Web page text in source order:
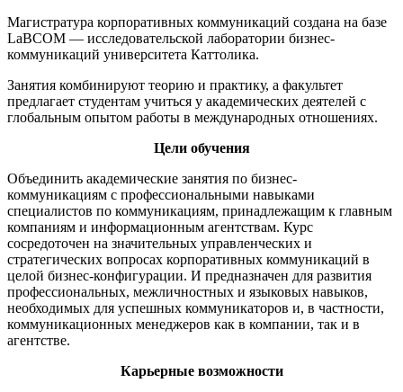
Магистратура корпоративных коммуникаций создана на базе
LaBCOM — исследовательской лаборатории бизнес-
коммуникаций университета Каттолика.
Занятия комбинируют теорию и практику, а факультет
предлагает студентам учиться у академических деятелей с
глобальным опытом работы в международных отношениях.
Цели обучения
Объединить академические занятия по бизнес-
коммуникациям с профессиональными навыками
специалистов по коммуникациям, принадлежащим к главным
компаниям и информационным агентствам. Курс
сосредоточен на значительных управленческих и
стратегических вопросах корпоративных коммуникаций в
целой бизнес-конфигурации. И предназначен для развития
профессиональных, межличностных и языковых навыков,
необходимых для успешных коммуникаторов и, в частности,
коммуникационных менеджеров как в компании, так и в
агентстве.
Карьерные возможности